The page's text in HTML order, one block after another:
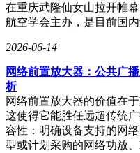
在重庆武隆仙女山拉开帷
航空学会主办，是目前国
2026-06-14
网络前置放大器：公共广
析
网络前置放大器的价值在
这使得它能胜任远超传统
容性：明确设备支持的网
型或计划采购的网络功放